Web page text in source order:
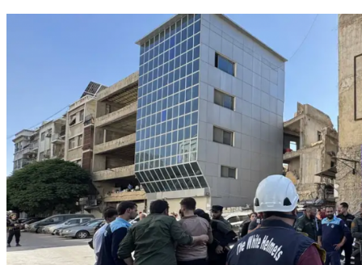
Universidad de Chile
Sustentabilidad